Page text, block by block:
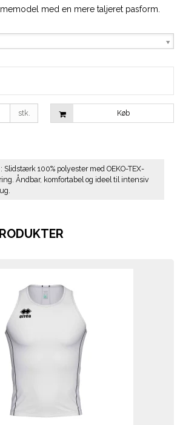
med en mere taljeret pasform.
stk. Køb
: Slidstærk 100% polyester med OEKO-TEX-
Åndbar, komfortabel og ideel til intensiv